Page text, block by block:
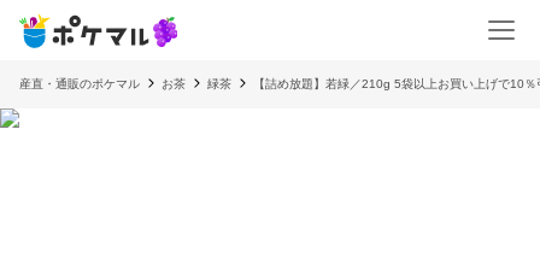
産直・通販のポケマル お茶 緑茶 【詰め放題】若緑／210g 5袋以上お買い上げで10